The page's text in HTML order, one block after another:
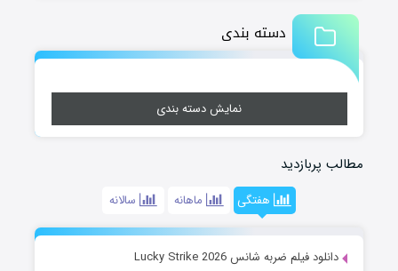
دسته بندی
نمایش دسته بندی
مطالب پربازدید
هفتگی ماهانه سالانه
دانلود فیلم ضربه شانس Lucky Strike 2026